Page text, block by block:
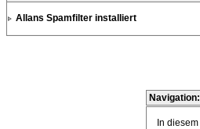
Allans Spamfilter installiert
Navigation:
In